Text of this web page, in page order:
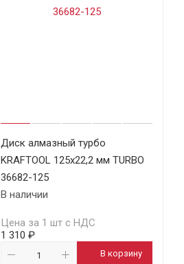
Диск алмазный турбо
KRAFTOOL 125х22,2 мм TURBO
36682-125
В наличии
Цена за 1 шт с НДС
1 310 ₽
В корзину